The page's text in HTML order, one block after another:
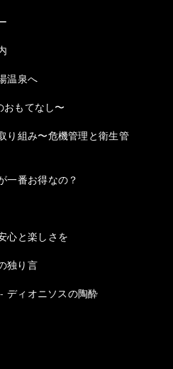
温泉へ
おもてなし〜
り組み〜危機管理と衛生管
一番お得なの？
心と楽しさを
独り言
ディオニソスの陶酔